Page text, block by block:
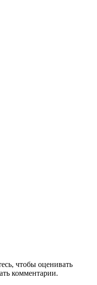
чтобы оценивать
комментарии.